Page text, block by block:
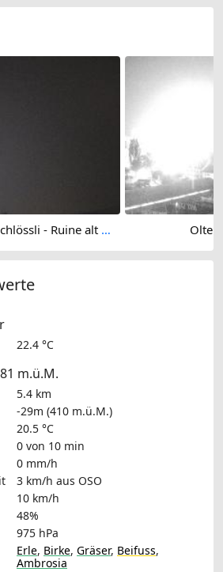
Olten › South: Sälischlössli - Ruine alt Wartburg
22.4 °C
m.ü.M.
5.4 km
-29m (410 m.ü.M.)
20.5 °C
0 von 10 min
0 mm/h
3 km/h aus OSO
10 km/h
48%
975 hPa
Erle, Birke, Gräser, Beifuss,
Ambrosia